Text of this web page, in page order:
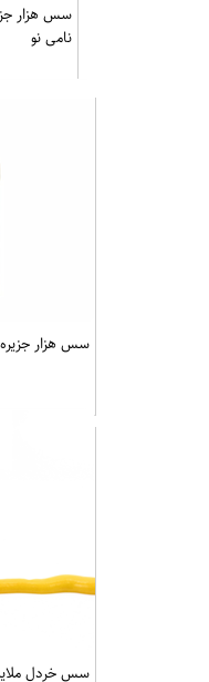
نامی نو
سس هزار جزیره پمپی 240
سس خردل ملایم